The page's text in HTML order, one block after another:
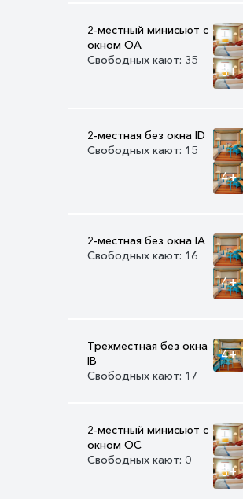
2-местный минисьют с
окном OA
Свободных кают: 35
3+
2-местная без окна ID
Свободных кают: 15
4+
2-местная без окна IA
Свободных кают: 16
4+
Трехместная без окна
IB
Свободных кают: 17
4+
2-местный минисьют с
окном OC
Свободных кают: 0
3+